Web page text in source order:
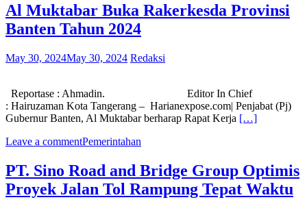
Al Muktabar Buka Rakerkesda Provinsi
Banten Tahun 2024
May 30, 2024May 30, 2024 Redaksi
Reportase : Ahmadin. Editor In Chief
: Hairuzaman Kota Tangerang – Harianexpose.com| Penjabat (Pj)
Gubernur Banten, Al Muktabar berharap Rapat Kerja […]
Leave a commentPemerintahan
PT. Sino Road and Bridge Group Optimis
Proyek Jalan Tol Rampung Tepat Waktu